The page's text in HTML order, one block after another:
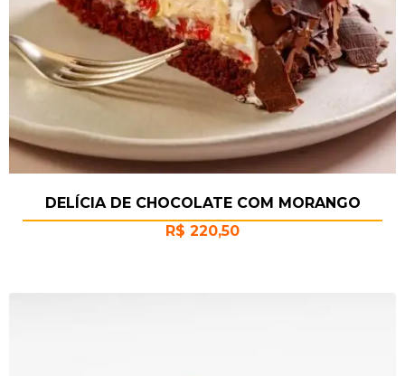
DELÍCIA DE CHOCOLATE COM MORANGO
R$ 220,50